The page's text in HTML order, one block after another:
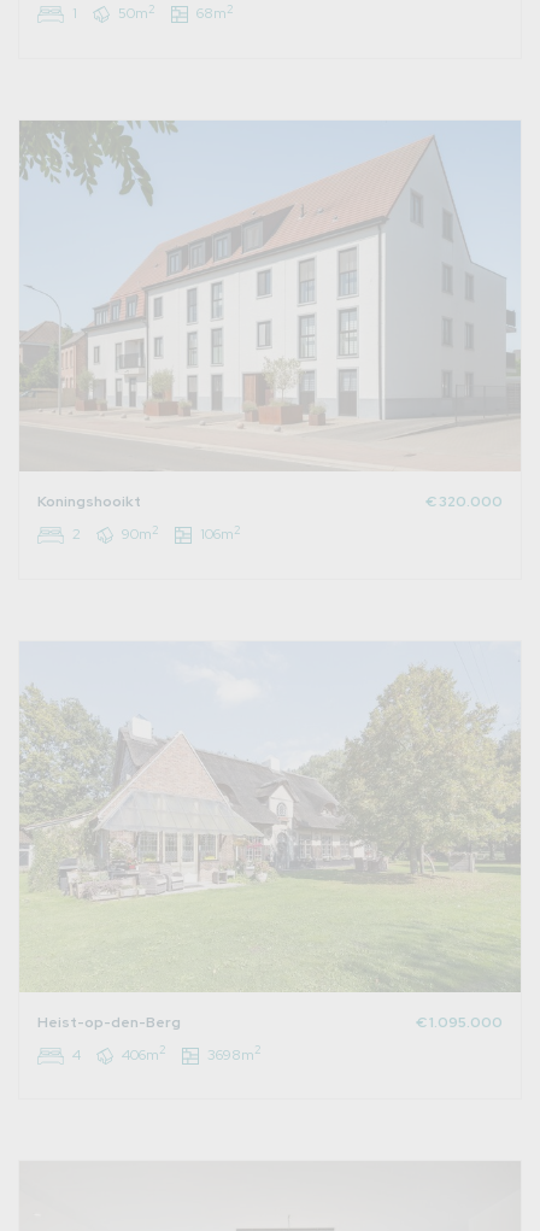
1
50m2 68m2
Koningshooikt
€ 320.000
2
90m2 106m2
Heist-op-den-Berg
€ 1.095.000
4
406m2 3698m2